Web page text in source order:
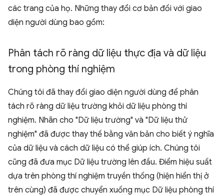
các trang của họ. Những thay đổi cơ bản đối với giao
diện người dùng bao gồm:
Phân tách rõ ràng dữ liệu thực địa và dữ liệu
trong phòng thí nghiệm
Chúng tôi đã thay đổi giao diện người dùng để phân
tách rõ ràng dữ liệu trường khỏi dữ liệu phòng thí
nghiệm. Nhãn cho "Dữ liệu trường" và "Dữ liệu thử
nghiệm" đã được thay thế bằng văn bản cho biết ý nghĩa
của dữ liệu và cách dữ liệu có thể giúp ích. Chúng tôi
cũng đã đưa mục Dữ liệu trường lên đầu. Điểm hiệu suất
dựa trên phòng thí nghiệm truyền thống (hiện hiển thị ở
trên cùng) đã được chuyển xuống mục Dữ liệu phòng thí